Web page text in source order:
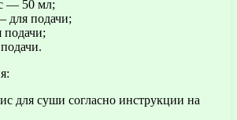
— 50 мл;
для подачи;
для суши согласно инструкции на